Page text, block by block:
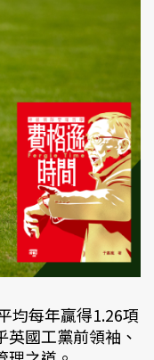
均每年贏得1.26項
國工黨前領袖、